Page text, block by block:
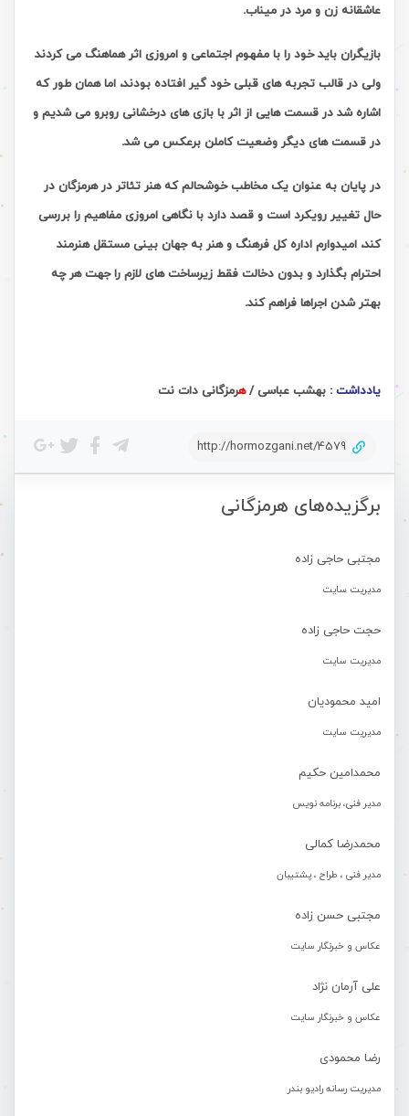
برگزیده‌های هرمزگانی
مجتبی حاجی زاده
مدیریت سایت
حجت حاجی زاده
مدیریت سایت
امید محمودیان
مدیریت سایت
محمدامین حکیم
مدیر فنی، برنامه نویس
محمدرضا کمالی
مدیر فنی ، طراح ، پشتیبان
مجتبی حسن زاده
عکاس و خبرنگار سایت
علی آرمان نژاد
عکاس و خبرنگار سایت
رضا محمودی
مدیریت رسانه رادیو بندر
عاشقانه زن و مرد در میناب.
بازیگران باید خود را با مفهوم اجتماعی و امروزی اثر هماهنگ می کردند
ولی در قالب تجربه های قبلی خود گیر افتاده بودند، اما همان طور که
اشاره شد در قسمت هایی از اثر با بازی های درخشانی روبرو می شدیم و
در قسمت های دیگر وضعیت کاملن برعکس می شد.
در پایان به عنوان یک مخاطب خوشحالم که هنر تئاتر در هرمزگان در
حال تغییر رویکرد است و قصد دارد با نگاهی امروزی مفاهیم را بررسی
کند، امیدوارم اداره کل فرهنگ و هنر به جهان بینی مستقل هنرمند
احترام بگذارد و بدون دخالت فقط زیرساخت های لازم را جهت هر چه
بهتر شدن اجراها فراهم کند.
یادداشت : بهشب عباسی /هرمزگانی دات نت
http://hormozgani.net/4579